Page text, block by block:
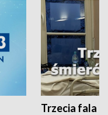
Trzecia fala -